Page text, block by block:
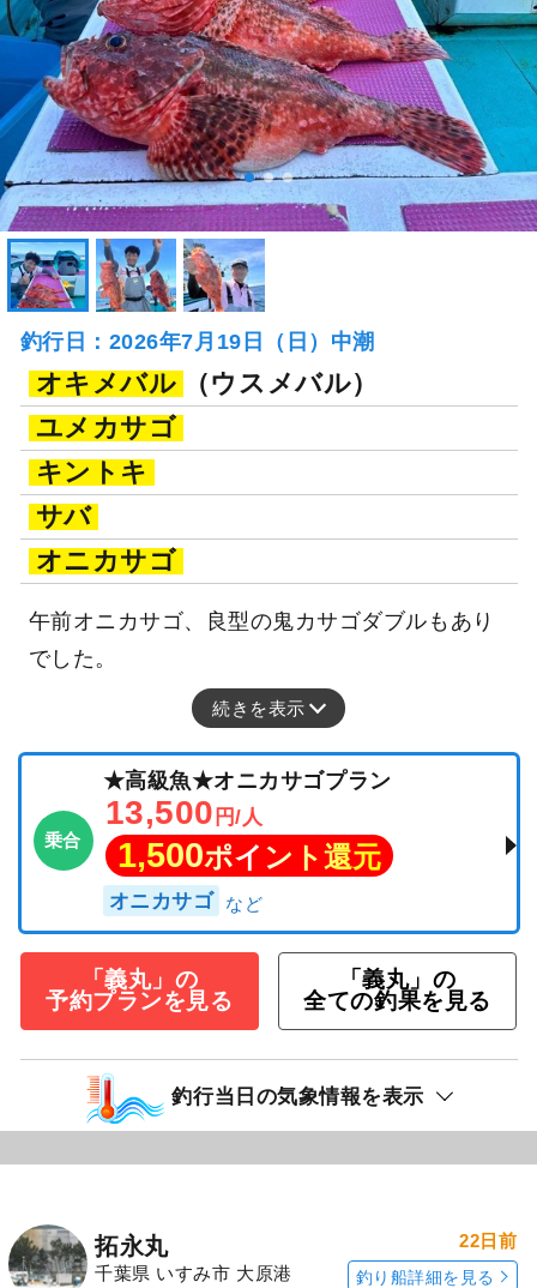
釣行日：2026年7月19日（日）中潮
オキメバル
（ウスメバル）
ユメカサゴ
キントキ
サバ
オニカサゴ
午前オニカサゴ、良型の鬼カサゴダブルもあり
でした。
続きを表示
乗合
★高級魚★オニカサゴプラン
13,500 円/人
1,500ポイント還元
オニカサゴ
「義丸」の
予約プランを見る
「義丸」の
全ての釣果を見る
釣行当日の気象情報を表示
拓永丸
千葉県 いすみ市 大原港
22日前
釣り船詳細を見る